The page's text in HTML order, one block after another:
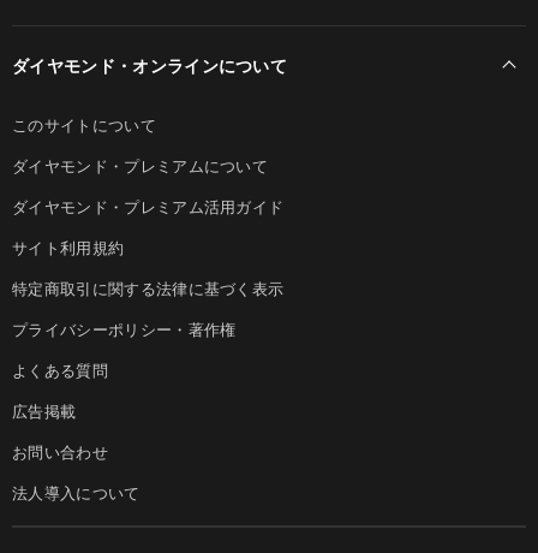
ダイヤモンド・オンラインについて
このサイトについて
ダイヤモンド・プレミアムについて
ダイヤモンド・プレミアム活用ガイド
サイト利用規約
特定商取引に関する法律に基づく表示
プライバシーポリシー・著作権
よくある質問
広告掲載
お問い合わせ
法人導入について